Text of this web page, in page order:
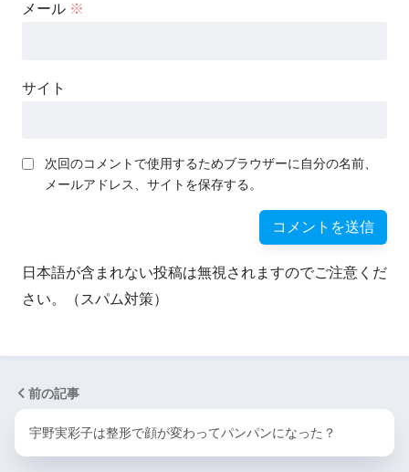
メール ※
サイト
次回のコメントで使用するためブラウザーに自分の名前、
メールアドレス、サイトを保存する。
日本語が含まれない投稿は無視されますのでご注意くだ
さい。（スパム対策）
前の記事
宇野実彩子は整形で顔が変わってパンパンになった？